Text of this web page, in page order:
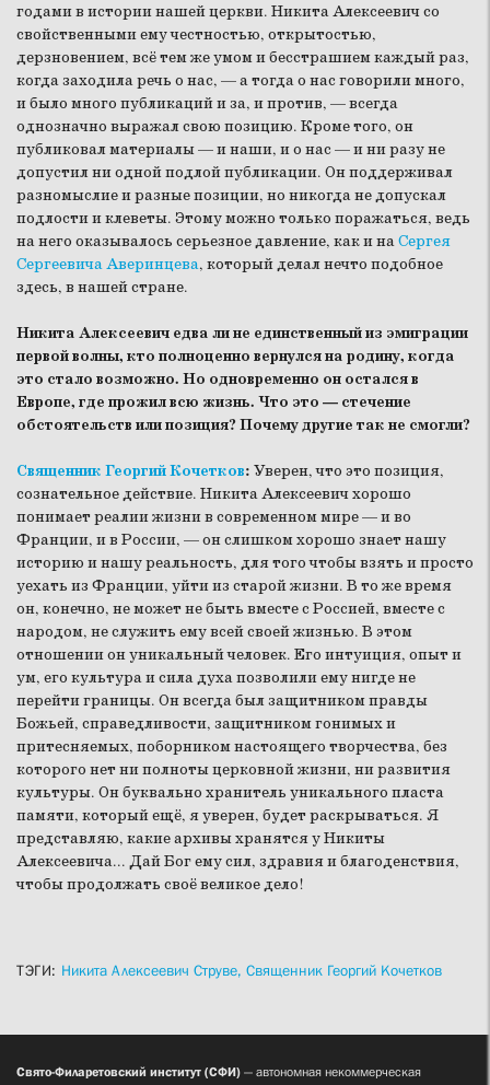
годами в истории нашей церкви. Никита Алексеевич со
свойственными ему честностью, открытостью,
дерзновением, всё тем же умом и бесстрашием каждый раз,
когда заходила речь о нас, — а тогда о нас говорили много,
и было много публикаций и за, и против, — всегда
однозначно выражал свою позицию. Кроме того, он
публиковал материалы — и наши, и о нас — и ни разу не
допустил ни одной подлой публикации. Он поддерживал
разномыслие и разные позиции, но никогда не допускал
подлости и клеветы. Этому можно только поражаться, ведь
на него оказывалось серьезное давление, как и наСергея
Сергеевича Аверинцева, который делал нечто подобное
здесь, в нашей стране.
Никита Алексеевич едва ли не единственный из эмиграции
первой волны, кто полноценно вернулся на родину, когда
это стало возможно. Но одновременно он остался в
Европе, где прожил всю жизнь. Что это — стечение
обстоятельств или позиция? Почему другие так не смогли?
Священник Георгий Кочетков: Уверен, что это позиция,
сознательное действие. Никита Алексеевич хорошо
понимает реалии жизни в современном мире — и во
Франции, и в России, — он слишком хорошо знает нашу
историю и нашу реальность, для того чтобы взять и просто
уехать из Франции, уйти из старой жизни. В то же время
он, конечно, не может не быть вместе с Россией, вместе с
народом, не служить ему всей своей жизнью. В этом
отношении он уникальный человек. Его интуиция, опыт и
ум, его культура и сила духа позволили ему нигде не
перейти границы. Он всегда был защитником правды
Божьей, справедливости, защитником гонимых и
притесняемых, поборником настоящего творчества, без
которого нет ни полноты церковной жизни, ни развития
культуры. Он буквально хранитель уникального пласта
памяти, который ещё, я уверен, будет раскрываться. Я
представляю, какие архивы хранятся у Никиты
Алексеевича... Дай Бог ему сил, здравия и благоденствия,
чтобы продолжать своё великое дело!
ТЭГИ: Никита Алексеевич Струве, Священник Георгий Кочетков
Свято-Филаретовский институт (СФИ) — автономная некоммерческая